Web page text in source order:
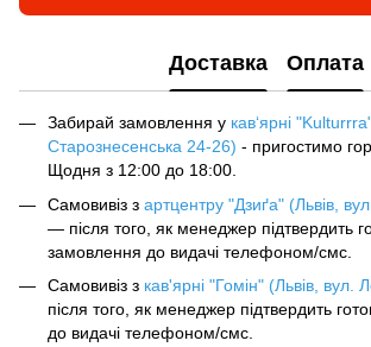
Доставка Оплата
Забирай замовлення у кав‘ярні
Старознесенська 24-26) - пригостимо
Щодня з 12:00 до 18:00.
Самовивіз з артцентру "Дзиґа" (Львів,
— після того, як менеджер підтвердить
замовлення до видачі телефоном/смс.
Самовивіз з кав'ярні "Гомін" (Львів, вул.
після того, як менеджер підтвердить
до видачі телефоном/смс.